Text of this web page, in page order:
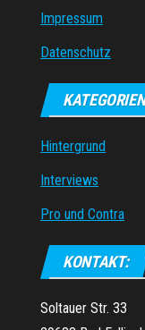
Impressum
Datenschutz
Hintergrund
Interviews
Pro und Contra
KONTAKT:
Soltauer Str. 33